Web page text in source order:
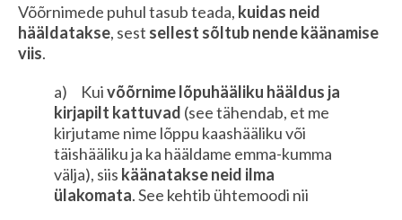
Võõrnimede puhul tasub teada, kuidas neid
hääldatakse, sest sellest sõltub nende käänamise
viis.
a) Kuivõõrnime lõpuhääliku hääldus ja
kirjapilt kattuvad (see tähendab, et me
kirjutame nime lõppu kaashääliku või
täishääliku ja ka hääldame emma-kumma
välja), siis käänatakse neid ilma
ülakomata. See kehtib ühtemoodi nii